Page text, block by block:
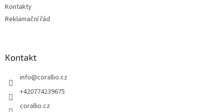
Kontakty
Reklamační řád
Kontakt
info@corallio.cz
+420774239675
corallio.cz